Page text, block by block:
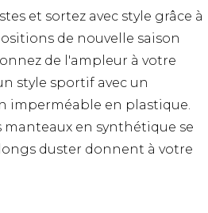
et sortez avec style grâce à
de nouvelle saison
de l'ampleur à votre
style sportif avec un
imperméable en plastique.
en synthétique se
duster donnent à votre